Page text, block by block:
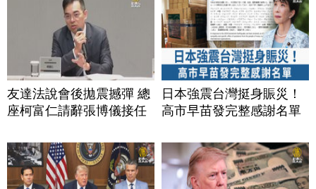
友達法說會後拋震撼彈 總
座柯富仁請辭張博儀接任
日本強震台灣挺身賑災！
高市早苗發完整感謝名單